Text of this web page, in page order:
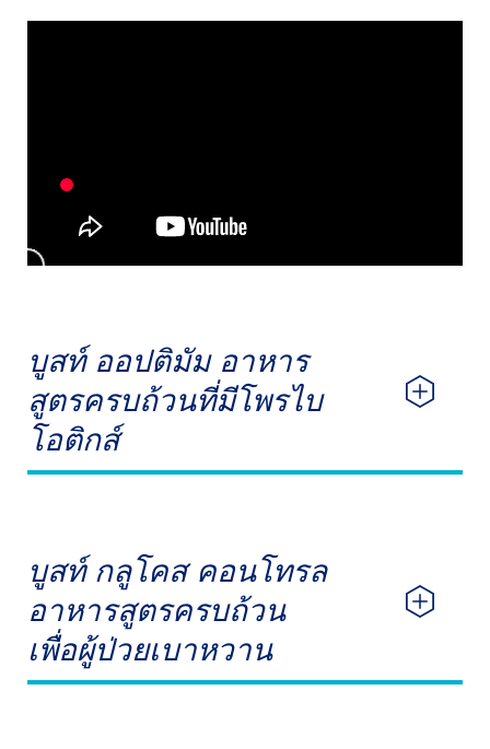
บูสท์ ออปติมัม อาหาร
สูตรครบถ้วนที่มีโพรไบ
โอติกส์
บูสท์ กลูโคส คอนโทรล
อาหารสูตรครบถ้วน
เพื่อผู้ป่วยเบาหวาน